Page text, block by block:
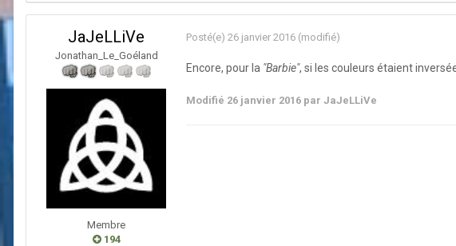
JaJeLLiVe
Jonathan_Le_Goéland
Membre
194
Posté(e) 26 janvier 2016 (modifié)
Encore, pour la "Barbie", si les couleurs étaient
Modifié 26 janvier 2016 par JaJeLLiVe